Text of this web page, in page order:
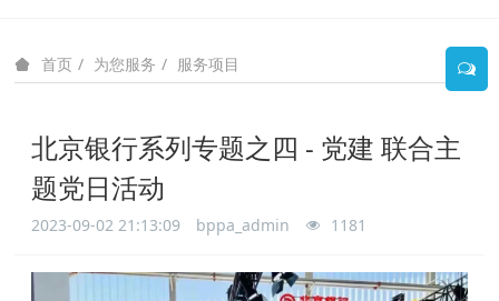
首页 为您服务 服务项目
北京银行系列专题之四 - 党建 联合主
题党日活动
2023-09-02 21:13:09 bppa_admin 1181